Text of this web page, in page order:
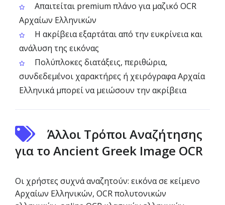
Απαιτείται premium πλάνο για μαζικό OCR
Αρχαίων Ελληνικών
Η ακρίβεια εξαρτάται από την ευκρίνεια και
ανάλυση της εικόνας
Πολύπλοκες διατάξεις, περιθώρια,
συνδεδεμένοι χαρακτήρες ή χειρόγραφα Αρχαία
Ελληνικά μπορεί να μειώσουν την ακρίβεια
Άλλοι Τρόποι Αναζήτησης
για το Ancient Greek Image OCR
Οι χρήστες συχνά αναζητούν: εικόνα σε κείμενο
Αρχαίων Ελληνικών, OCR πολυτονικών